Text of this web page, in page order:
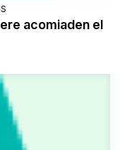
acomiaden el